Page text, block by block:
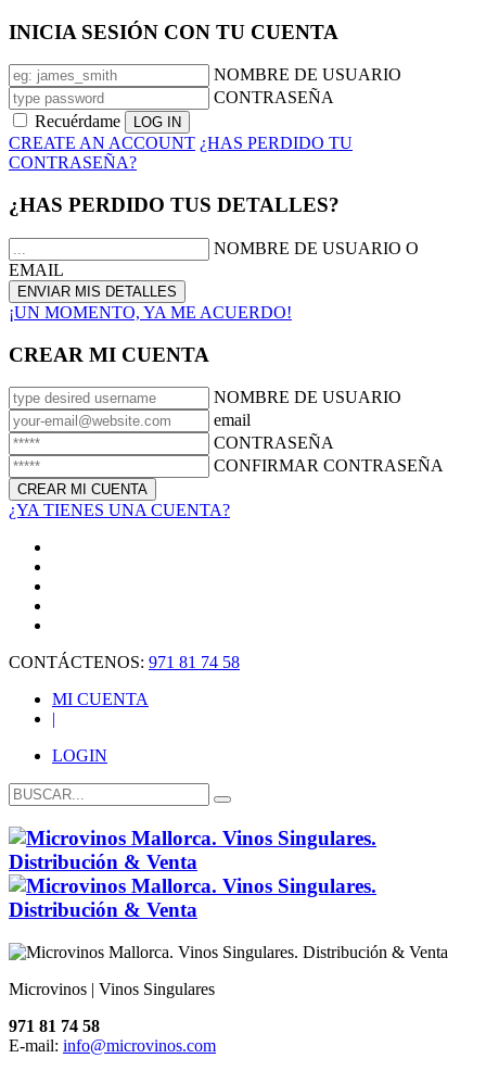
INICIA SESIÓN CON TU CUENTA
NOMBRE DE USUARIO
CONTRASEÑA
Recuérdame
CREATE AN ACCOUNT ¿HAS PERDIDO TU
CONTRASEÑA?
¿HAS PERDIDO TUS DETALLES?
NOMBRE DE USUARIO O
EMAIL
¡UN MOMENTO, YA ME ACUERDO!
CREAR MI CUENTA
NOMBRE DE USUARIO
email
CONTRASEÑA
CONFIRMAR CONTRASEÑA
¿YA TIENES UNA CUENTA?
CONTÁCTENOS: 971 81 74 58
MI CUENTA
|
LOGIN
Microvinos | Vinos Singulares
971 81 74 58
E-mail: info@microvinos.com